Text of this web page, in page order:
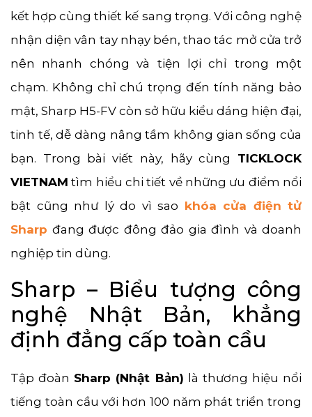
kết hợp cùng thiết kế sang trọng. Với công nghệ
nhận diện vân tay nhạy bén, thao tác mở cửa trở
nên nhanh chóng và tiện lợi chỉ trong một
chạm. Không chỉ chú trọng đến tính năng bảo
mật, Sharp H5-FV còn sở hữu kiểu dáng hiện đại,
tinh tế, dễ dàng nâng tầm không gian sống của
bạn. Trong bài viết này, hãy cùng TICKLOCK
VIETNAM tìm hiểu chi tiết về những ưu điểm nổi
bật cũng như lý do vì sao khóa cửa điện tử
Sharp đang được đông đảo gia đình và doanh
nghiệp tin dùng.
Sharp – Biểu tượng công
nghệ Nhật Bản, khẳng
định đẳng cấp toàn cầu
Tập đoàn Sharp (Nhật Bản) là thương hiệu nổi
tiếng toàn cầu với hơn 100 năm phát triển trong